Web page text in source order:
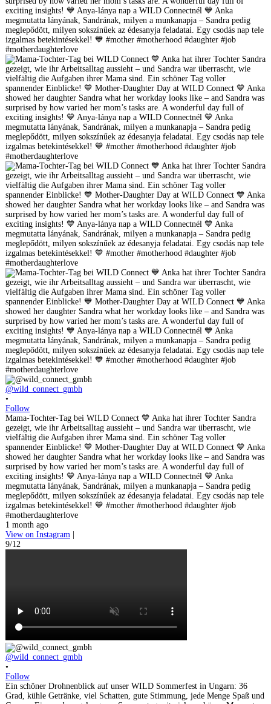
@wild_connect_gmbh
•
Follow
Mama-Tochter-Tag bei WILD Connect 💙 Anka hat ihrer Tochter Sandra
gezeigt, wie ihr Arbeitsalltag aussieht – und Sandra war überrascht, wie
vielfältig die Aufgaben ihrer Mama sind. Ein schöner Tag voller
spannender Einblicke! 💙 Mother-Daughter Day at WILD Connect 💙 Anka
showed her daughter Sandra what her workday looks like – and Sandra was
surprised by how varied her mom’s tasks are. A wonderful day full of
exciting insights! 💙 Anya-lánya nap a WILD Connectnél 💙 Anka
megmutatta lányának, Sandrának, milyen a munkanapja – Sandra pedig
meglepődött, milyen sokszínűek az édesanyja feladatai. Egy csodás nap tele
izgalmas betekintésekkel! 💙 #mother #motherhood #daughter #job
#motherdaughterlove
1 month ago
View on Instagram |
9/12
@wild_connect_gmbh
•
Follow
Ein schöner Drohnenblick auf unser WILD Sommerfest in Ungarn: 36
Grad, kühle Getränke, viel Schatten, gute Stimmung, jede Menge Spaß und